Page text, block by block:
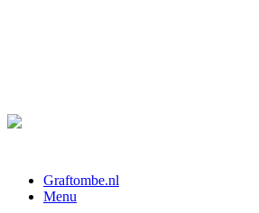
Graftombe.nl
Menu